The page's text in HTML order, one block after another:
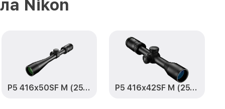
BDC
Заказать
AO
Nikon
P5 416x50SF M (25,4mm) BDC P5 416x42SF M (25,4mm) MK 1MOA